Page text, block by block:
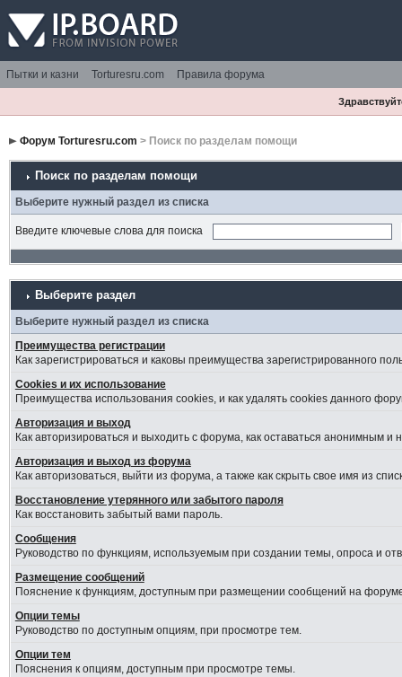
Пытки и казни Torturesru.com Правила форума
Форум Torturesru.com > Поиск по разделам помощи
Поиск по разделам помощи
Выберите нужный раздел из списка
Введите ключевые слова для поиска
Выберите раздел
Выберите нужный раздел из списка
Преимущества регистрации
Как зарегистрироваться и каковы преимущества зарегистрированного
Cookies и их использование
Преимущества использования cookies, и как удалять cookies данного
Авторизация и выход
Как авторизироваться и выходить с форума, как оставаться анонимным
Авторизация и выход из форума
Как авторизоваться, выйти из форума, а также как скрыть свое имя из
Восстановление утерянного или забытого пароля
Как восстановить забытый вами пароль.
Сообщения
Руководство по функциям, используемым при создании темы, опроса и
Размещение сообщений
Пояснение к функциям, доступным при размещении сообщений на
Опции темы
Руководство по доступным опциям, при просмотре тем.
Опции тем
Пояснения к опциям, доступным при просмотре темы.